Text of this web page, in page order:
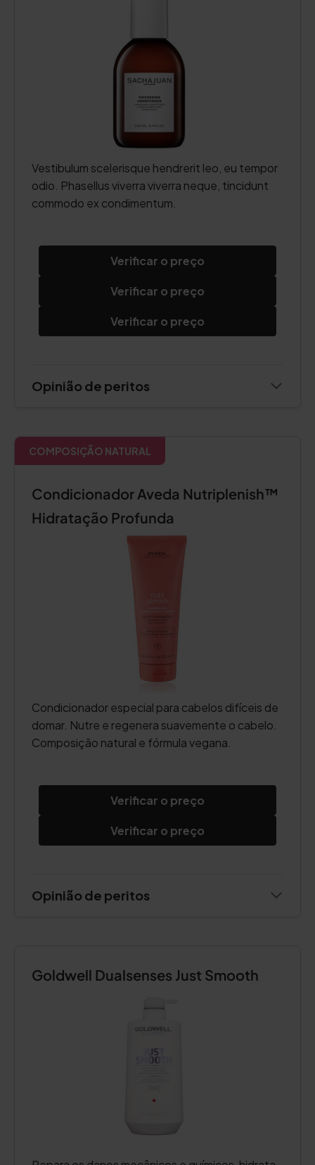
Vestibulum scelerisque hendrerit leo, eu tempor
odio. Phasellus viverra viverra neque, tincidunt
commodo ex condimentum.
Verificar o preço
Verificar o preço
Verificar o preço
Opinião de peritos
COMPOSIÇÃO NATURAL
Condicionador Aveda Nutriplenish™
Hidratação Profunda
Condicionador especial para cabelos difíceis de
domar. Nutre e regenera suavemente o cabelo.
Composição natural e fórmula vegana.
Verificar o preço
Verificar o preço
Opinião de peritos
Goldwell Dualsenses Just Smooth